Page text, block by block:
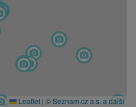
Leaflet | © Seznam.cz a.s. a další